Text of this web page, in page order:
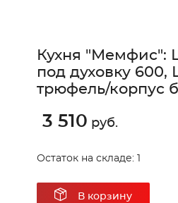
Кухня
под духовку
трюфель/корпус
3 510 руб.
Остаток на складе: 1
В корзину